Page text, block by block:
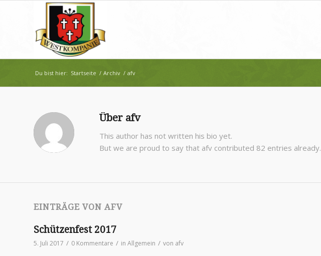
Du bist hier: Startseite / Archiv / afv
Über afv
This author has not written his bio yet.
But we are proud to say that afv contributed 82 entries already.
EINTRÄGE VON AFV
Schützenfest 2017
5. Juli 2017 / 0 Kommentare / in Allgemein / von afv